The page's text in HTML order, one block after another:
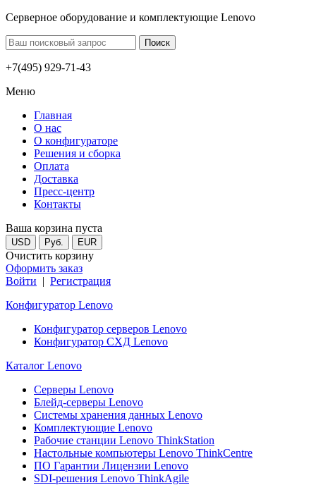
Серверное оборудование и комплектующие Lenovo
+7(495) 929-71-43
Меню
Главная
О нас
О конфигураторе
Решения и сборка
Оплата
Доставка
Пресс-центр
Контакты
Ваша корзина пуста
USD Руб. EUR
Очистить корзину
Оформить заказ
Войти | Регистрация
Конфигуратор Lenovo
Конфигуратор серверов Lenovo
Конфигуратор СХД Lenovo
Каталог Lenovo
Серверы Lenovo
Блейд-серверы Lenovo
Системы хранения данных Lenovo
Комплектующие Lenovo
Рабочие станции Lenovo ThinkStation
Настольные компьютеры Lenovo ThinkCentre
ПО Гарантии Лицензии Lenovo
SDI-решения Lenovo ThinkAgile